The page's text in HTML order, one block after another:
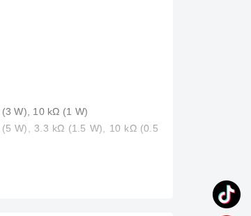
W), 10 kΩ (1 W)
W), 3.3 kΩ (1.5 W), 10 kΩ (0.5
(0.6 W), 3.3 kΩ (0.2 W), 10 kΩ